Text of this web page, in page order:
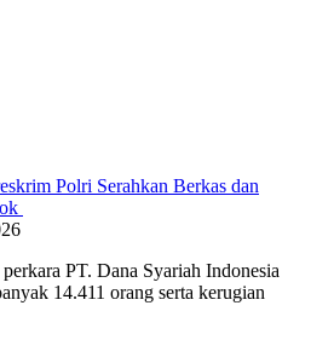
Polri Serahkan Berkas dan
PT. Dana Syariah Indonesia
14.411 orang serta kerugian